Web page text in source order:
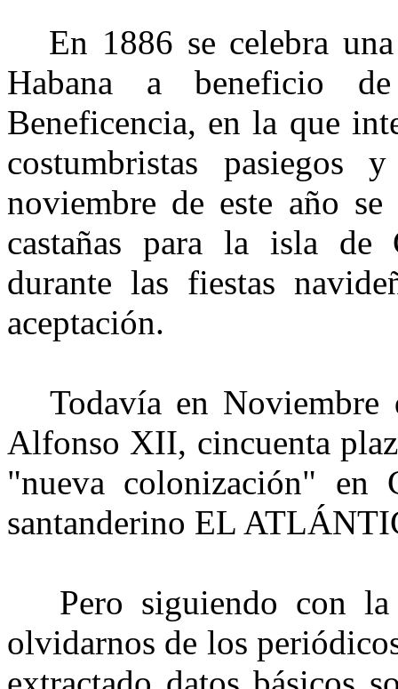
En 1886 se celebra
Habana a beneficio
Beneficencia, en la que
costumbristas
noviembre de este año
castañas para la isla de
durante las fiestas
aceptación.
Todavía en Noviembre
Alfonso XII, cincuenta
"nueva colonización" en
santanderino EL
Pero siguiendo con la
olvidarnos de los